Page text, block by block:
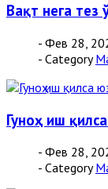
Вақт нега тез
- Фев 28,
- Category
Гуноҳ иш
- Фев 28,
- Category